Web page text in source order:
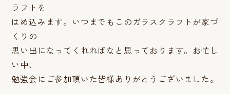
ラフトを
はめ込みます。いつまでもこのガラスクラフトが家づ
くりの
思い出になってくれればなと思っております。お忙し
い中、
勉強会にご参加頂いた皆様ありがとうございました。